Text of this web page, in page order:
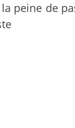
peine de